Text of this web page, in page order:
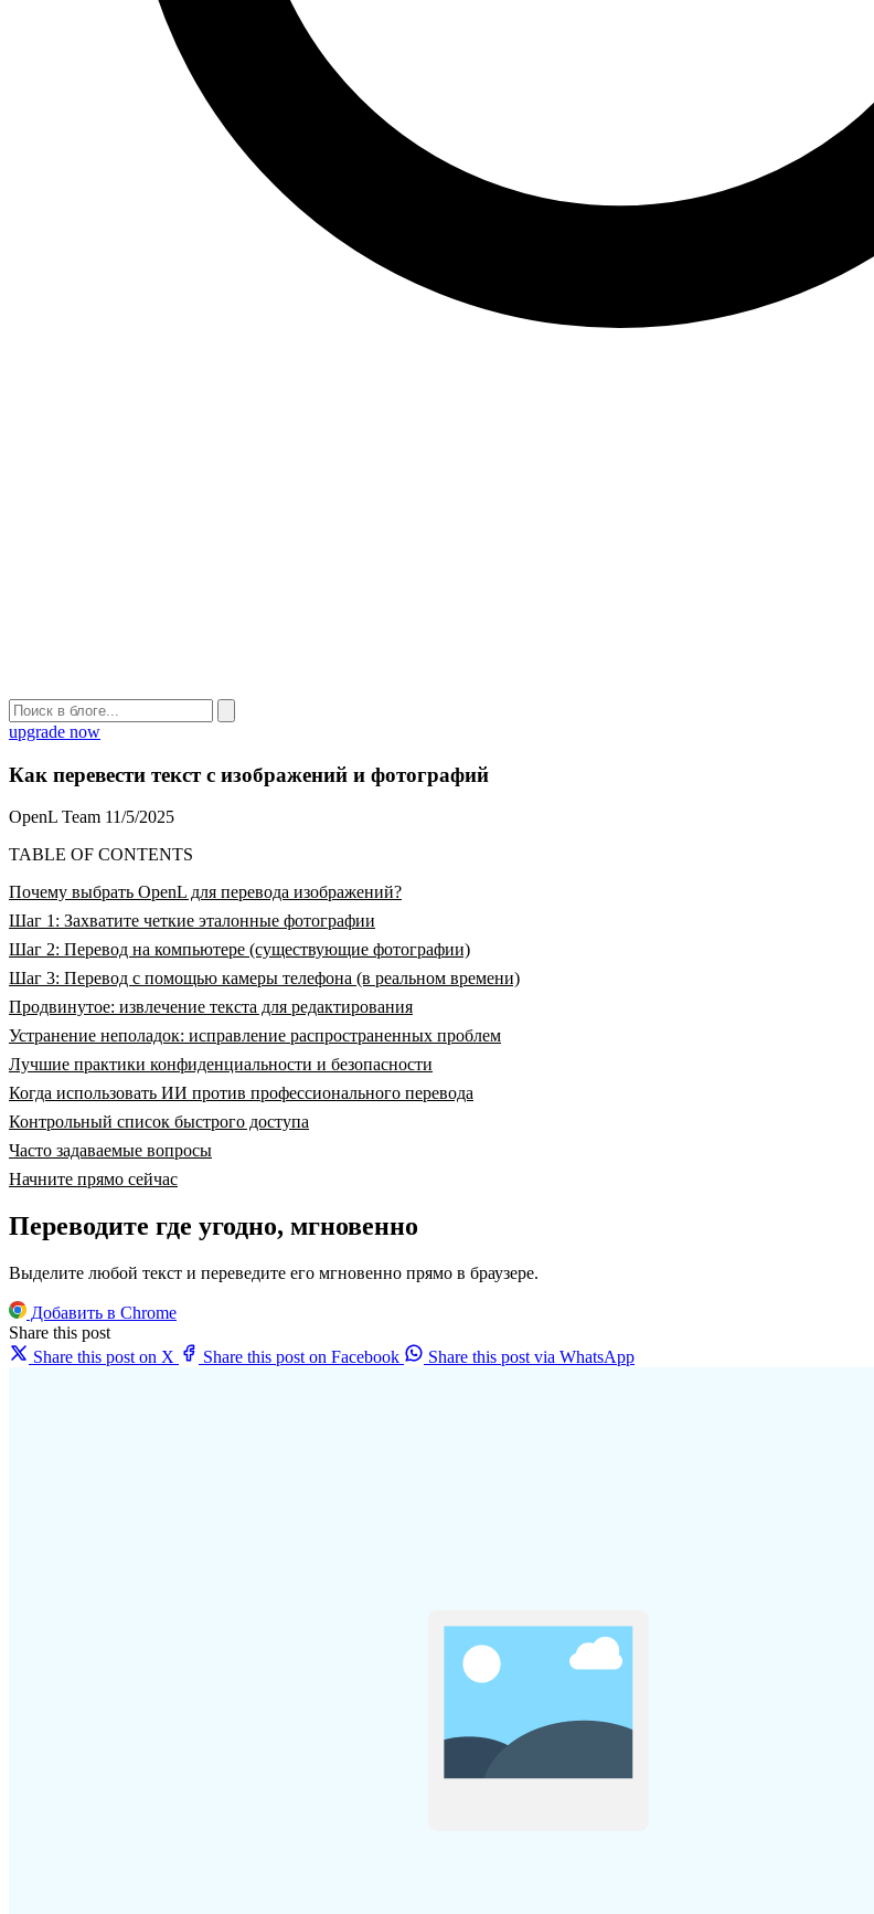
upgrade now
Как перевести текст с изображений и фотографий
OpenL Team 11/5/2025
TABLE OF CONTENTS
Почему выбрать OpenL для перевода изображений?
Шаг 1: Захватите четкие эталонные фотографии
Шаг 2: Перевод на компьютере (существующие фотографии)
Шаг 3: Перевод с помощью камеры телефона (в реальном времени)
Продвинутое: извлечение текста для редактирования
Устранение неполадок: исправление распространенных проблем
Лучшие практики конфиденциальности и безопасности
Когда использовать ИИ против профессионального перевода
Контрольный список быстрого доступа
Часто задаваемые вопросы
Начните прямо сейчас
Переводите где угодно, мгновенно
Выделите любой текст и переведите его мгновенно прямо в браузере.
Добавить в Chrome
Share this post
Share this post on X
Share this post on Facebook Share this post via WhatsApp